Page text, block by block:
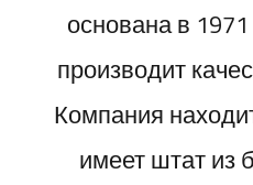
основана в
производит
Компания
имеет штат из